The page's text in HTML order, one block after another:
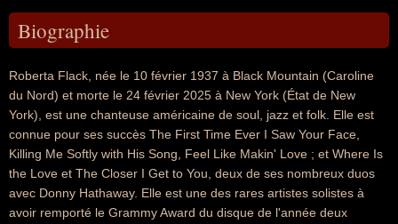
Biographie
Roberta Flack, née le 10 février 1937 à Black Mountain (Caroline
du Nord) et morte le 24 février 2025 à New York (État de New
York), est une chanteuse américaine de soul, jazz et folk. Elle est
connue pour ses succès The First Time Ever I Saw Your Face,
Killing Me Softly with His Song, Feel Like Makin' Love ; et Where Is
the Love et The Closer I Get to You, deux de ses nombreux duos
avec Donny Hathaway. Elle est une des rares artistes solistes à
avoir remporté le Grammy Award du disque de l'année deux